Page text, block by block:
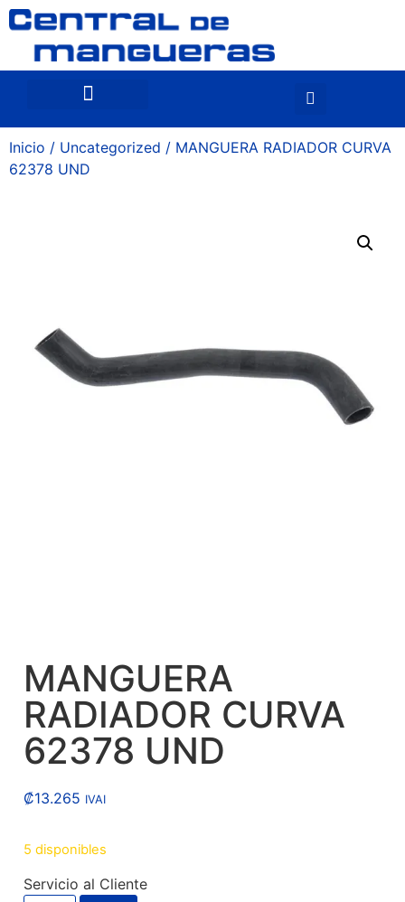
Inicio / Uncategorized / MANGUERA RADIADOR CURVA
62378 UND
MANGUERA
RADIADOR CURVA
62378 UND
₡13.265 IVAI
5 disponibles
Servicio al Cliente